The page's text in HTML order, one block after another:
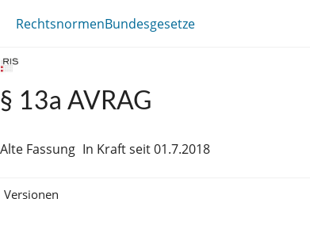
RechtsnormenBundesgesetze
§ 13a AVRAG
Alte Fassung In Kraft seit 01.7.2018
Versionen